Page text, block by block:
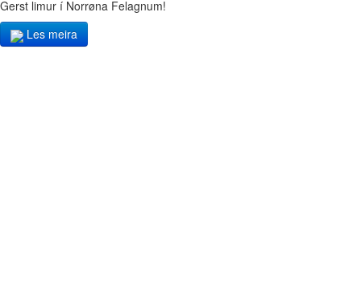
Gerst limur í Norrøna Felagnum!
Les meira